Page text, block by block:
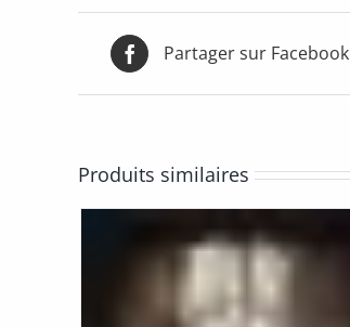
Partager sur Facebook
Produits similaires